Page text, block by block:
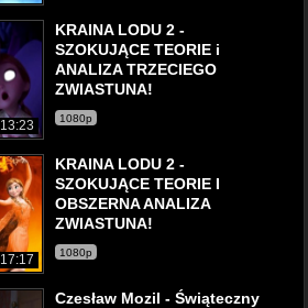
13:23
KRAINA LODU 2 -
SZOKUJĄCE TEORIE i
ANALIZA TRZECIEGO
ZWIASTUNA!
1080p
17:17
KRAINA LODU 2 -
SZOKUJĄCE TEORIE I
OBSZERNA ANALIZA
ZWIASTUNA!
1080p
Czesław Mozil - Świąteczny